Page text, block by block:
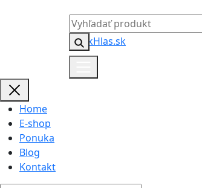
Home
E-shop
Ponuka
Blog
Kontakt